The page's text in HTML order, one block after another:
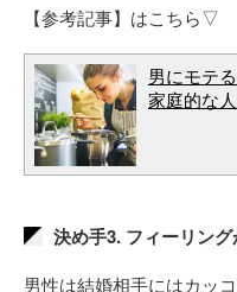
【参考記事】はこちら▽
男にモテ
家庭的な
決め手3. フィーリン
男性は結婚相手にはカッ